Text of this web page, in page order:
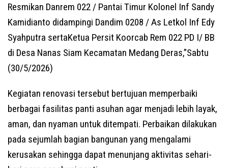
Resmikan Danrem 022 / Pantai Timur Kolonel Inf Sandy
Kamidianto didampingi Dandim 0208 / As Letkol Inf Edy
Syahputra sertaKetua Persit Koorcab Rem 022 PD I/ BB
di Desa Nanas Siam Kecamatan Medang Deras,”Sabtu
(30/5/2026)
Kegiatan renovasi tersebut bertujuan memperbaiki
berbagai fasilitas panti asuhan agar menjadi lebih layak,
aman, dan nyaman untuk ditempati. Perbaikan dilakukan
pada sejumlah bagian bangunan yang mengalami
kerusakan sehingga dapat menunjang aktivitas sehari-